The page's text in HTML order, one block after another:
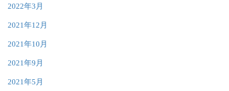
2022年3月
2021年12月
2021年10月
2021年9月
2021年5月